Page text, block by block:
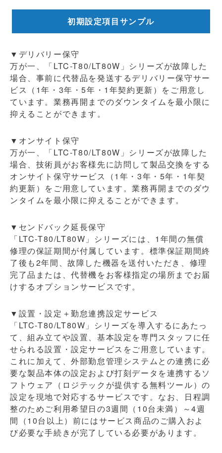
初期設定項目サンプル
▼デリバリー保守
万が一、「LTC-T80/LT80W」シリーズが故障した
場合、事前に代替品を発送するデリバリー保守サー
ビス（1年・3年・5年・1年契約更新）をご用意し
ています。業務再開までのダウンタイムを最小限に
抑えることができます。
▼オンサイト保守
万が一、「LTC-T80/LT80W」シリーズが故障した
場合、技術員がお客様先に訪問して製品交換をする
オンサイト保守サービス（1年・3年・5年・1年契
約更新）をご用意しています。業務再開までのダウ
ンタイムを最小限に抑えることができます。
▼センドバック延長保守
「LTC-T80/LT80W」シリーズには、1年間の無償
修理の保証期間が付属しています。標準保証期間終
了後も2年間、故障した機器を送付いただき、修理
完了品または、代替機をお客様指定の場所までお届
けするオプションサービスです。
▼設置・設定＋勤怠連携設定サービス
「LTC-T80/LT80W」シリーズを導入するにあたっ
て、組み立てや設置、基本設定を専門スタッフに任
せられる設置・設定サービスをご用意しています。
これに加えて、外部勤怠管理システムとの連携に必
要な製品本体の設定および打刻データを連携するソ
フトウェア（ロジテックが提供する無料ツール）の
設定を現地で対応するサービスです。なお、日程調
整のためご利用希望日の3週間（10台未満）～4週
間（10台以上）前にはサービス商品のご購入およ
び必要な手続きが完了している必要があります。